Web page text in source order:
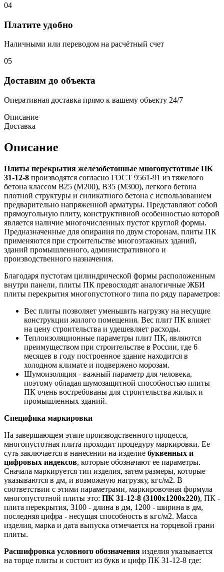
04
Платите удобно
Наличными или переводом на расчётный счет
05
Доставим до объекта
Оперативная доставка прямо к вашему объекту 24/7
Описание
Доставка
Описание
Плиты перекрытия железобетонные многопустотные ПК
31-12-8 производятся согласно ГОСТ 9561-91 из тяжелого
бетона классом В25 (М200), В35 (М300), легкого бетона
плотной структуры и силикатного бетона с использованием
предварительно напряженной арматуры. Представляют собой
прямоугольную плиту, конструктивной особенностью которой
является наличие многочисленных пустот круглой формы.
Предназначенные для опирания по двум сторонам, плиты ПК
применяются при строительстве многоэтажных зданий,
зданий промышленного, административного и
производственного назначения.
Благодаря пустотам цилиндрической формы расположенным
внутри панели, плиты ПК превосходят аналогичные ЖБИ
плиты перекрытия многопустотного типа по ряду параметров:
Вес плиты позволяет уменьшить нагрузку на несущие
конструкции жилого помещения. Вес плит ПК влияет
на цену строительства и удешевляет расходы.
Теплоизоляционные параметры плит ПК, являются
преимуществом при строительстве в России, где 6
месяцев в году построенное здание находится в
холодном климате и подвержено морозам.
Шумоизоляция - важный параметр для человека,
поэтому обладая шумозащитной способностью плиты
ПК очень востребованы для строительства жилых и
промышленных зданий.
Специфика маркировки
На завершающем этапе производственного процесса,
многопустотная плита проходит процедуру маркировки. Ее
суть заключается в нанесении на изделие буквенных и
цифровых индексов, которые обозначают ее параметры.
Сначала маркируется тип изделия, затем размеры, которые
указываются в дм, и возможную нагрузку, кгс/м2. В
соответствии с этими параметрами, маркировочная формула
многопустотной плиты это: ПК 31-12-8 (3100х1200х220), ПК -
плита перекрытия, 3100 - длина в дм, 1200 - ширина в дм,
последняя цифра - несущая способность в кгс/м2. Масса
изделия, марка и дата выпуска отмечается на торцевой грани
плиты.
Расшифровка условного обозначения изделия указывается
на торце плиты и состоит из букв и цифр ПК 31-12-8 где: